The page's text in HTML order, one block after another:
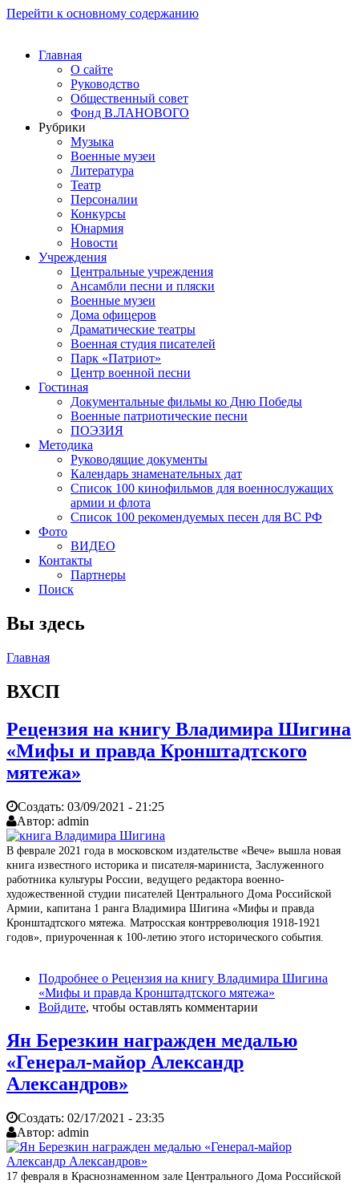
Перейти к основному содержанию
Главная
О сайте
Руководство
Общественный совет
Фонд В.ЛАНОВОГО
Рубрики
Музыка
Военные музеи
Литература
Театр
Персоналии
Конкурсы
Юнармия
Новости
Учреждения
Центральные учреждения
Ансамбли песни и пляски
Военные музеи
Дома офицеров
Драматические театры
Военная студия писателей
Парк «Патриот»
Центр военной песни
Гостиная
Документальные фильмы ко Дню Победы
Военные патриотические песни
ПОЭЗИЯ
Методика
Руководящие документы
Календарь знаменательных дат
Список 100 кинофильмов для военнослужащих
армии и флота
Список 100 рекомендуемых песен для ВС РФ
Фото
ВИДЕО
Контакты
Партнеры
Поиск
Вы здесь
Главная
ВХСП
Рецензия на книгу Владимира Шигина
«Мифы и правда Кронштадтского
мятежа»
Создать: 03/09/2021 - 21:25
Автор: admin
В феврале 2021 года в московском издательстве «Вече» вышла новая
книга известного историка и писателя-мариниста, Заслуженного
работника культуры России, ведущего редактора военно-
художественной студии писателей Центрального Дома Российской
Армии, капитана 1 ранга Владимира Шигина «Мифы и правда
Кронштадтского мятежа. Матросская контрреволюция 1918-1921
годов», приуроченная к 100-летию этого исторического события.
Подробнее о Рецензия на книгу Владимира Шигина
«Мифы и правда Кронштадтского мятежа»
Войдите, чтобы оставлять комментарии
Ян Березкин награжден медалью
«Генерал-майор Александр
Александров»
Создать: 02/17/2021 - 23:35
Автор: admin
17 февраля в Краснознаменном зале Центрального Дома Российской